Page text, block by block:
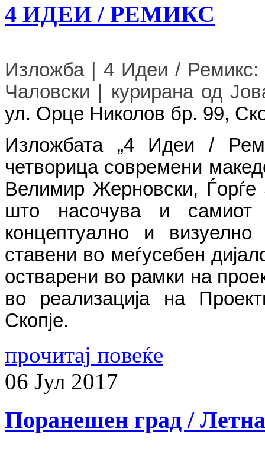
4 ИДЕИ / РЕМИКС
Изложба| 4 Идеи / Ремикс:
Чаловски
курирана од
ул. Орце Николов бр. 99,
Изложбата „4 Идеи /
четворица современи
Велимир Жерновски, Ѓорѓе
што насочува и самиот
концептуално и
ставени во меѓусебен
остварени во рамки на
во реализација на
Скопје.
прочитај повеќе
06 Јул 2017
Поранешен град /